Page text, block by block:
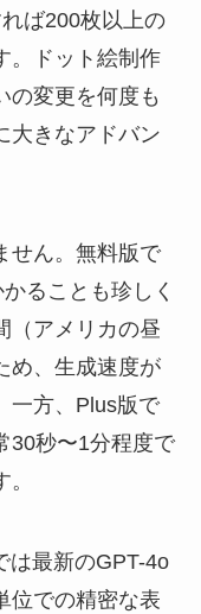
ば200枚以上の
。ドット絵制作
の変更を何度も
大きなアドバン
せん。無料版で
ることも珍しく
（アメリカの昼
め、生成速度が
一方、Plus版で
30秒〜1分程度で
は最新のGPT-4o
位での精密な表